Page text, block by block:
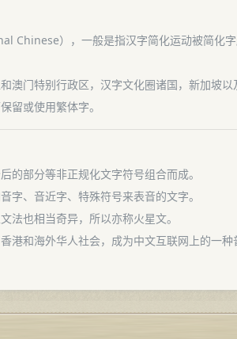
Chinese），一般是指汉字简化运动被简化
澳门特别行政区，汉字文化圈诸国，新加坡
留或使用繁体字。
的部分等非正规化文字符号组合而成。
字、音近字、特殊符号来表音的文字。
法也相当奇异，所以亦称火星文。
港和海外华人社会，成为中文互联网上的一